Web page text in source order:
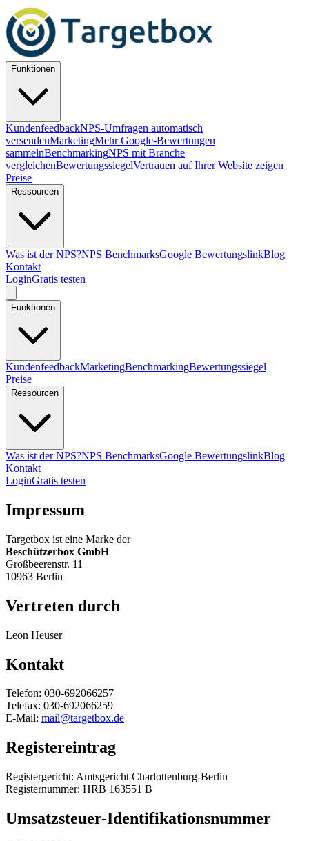
Funktionen
KundenfeedbackNPS-Umfragen automatisch
versendenMarketingMehr Google-Bewertungen
sammelnBenchmarkingNPS mit Branche
vergleichenBewertungssiegelVertrauen auf Ihrer Website zeigen
Preise
Ressourcen
Was ist der NPS?NPS BenchmarksGoogle BewertungslinkBlog
Kontakt
LoginGratis testen
Funktionen
KundenfeedbackMarketingBenchmarkingBewertungssiegel
Preise
Ressourcen
Was ist der NPS?NPS BenchmarksGoogle BewertungslinkBlog
Kontakt
LoginGratis testen
Impressum
Targetbox ist eine Marke der
Beschützerbox GmbH
Großbeerenstr. 11
10963 Berlin
Vertreten durch
Leon Heuser
Kontakt
Telefon: 030-692066257
Telefax: 030-692066259
E-Mail: mail@targetbox.de
Registereintrag
Registergericht: Amtsgericht Charlottenburg-Berlin
Registernummer: HRB 163551 B
Umsatzsteuer-Identifikationsnummer